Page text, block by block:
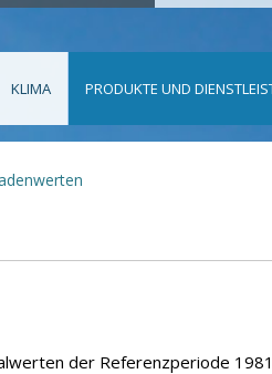
KLIMA PRODUKTE UND
der Referenzperiode